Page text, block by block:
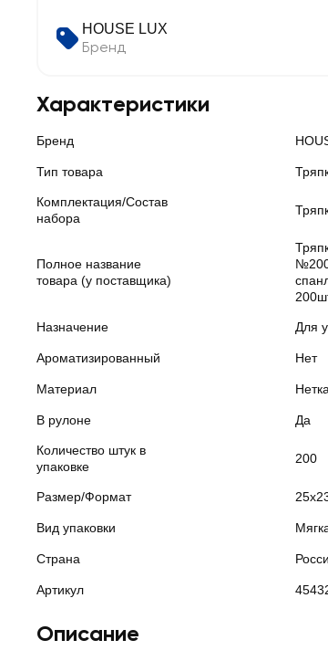
HOUSE LUX
Бренд
Характеристики
Бренд
Тип товара
Комплектация/Состав
набора
Полное название
товара (у поставщика)
Назначение Для
Ароматизированный Нет
Материал
В рулоне Да
Количество штук в
упаковке
200
Размер/Формат
Вид упаковки
Страна
Артикул
Описание